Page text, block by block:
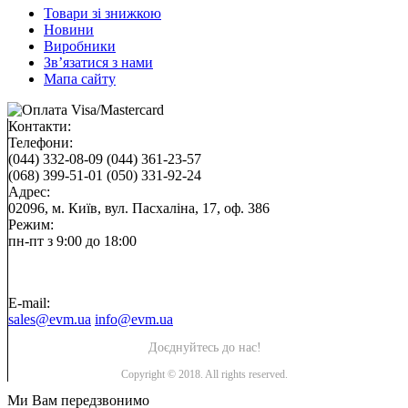
Товари зі знижкою
Новини
Виробники
Зв’язатися з нами
Мапа сайту
Контакти:
Телефони:
(044) 332-08-09 (044) 361-23-57
(068) 399-51-01 (050) 331-92-24
Адрес:
02096, м. Київ, вул. Пасхаліна, 17, оф. 386
Режим:
пн-пт з 9:00 до 18:00
E-mail:
sales@evm.ua info@evm.ua
Доєднуйтесь до нас!
Copyright © 2018. All rights reserved.
Ми Вам передзвонимо